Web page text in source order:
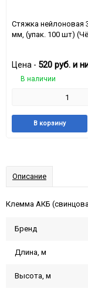
Стяжкa нейлоновая
мм, (упак. 100 шт)
Цена - 520 руб. и
В наличии
В корзину
Описание
Клемма АКБ
Бренд
Длина, м
Высота, м